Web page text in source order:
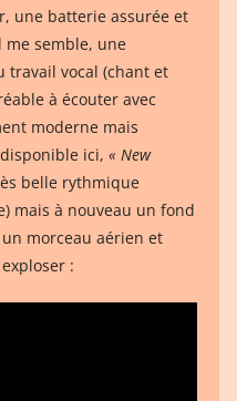
une batterie assurée et
me semble, une
vocal (chant et
à écouter avec
moderne mais
ici, « New
belle rythmique
mais à nouveau un fond
morceau aérien et
: